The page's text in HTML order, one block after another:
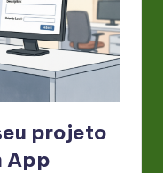
projeto
App